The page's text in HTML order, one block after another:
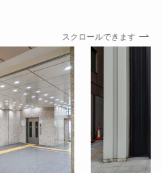
スクロールできます